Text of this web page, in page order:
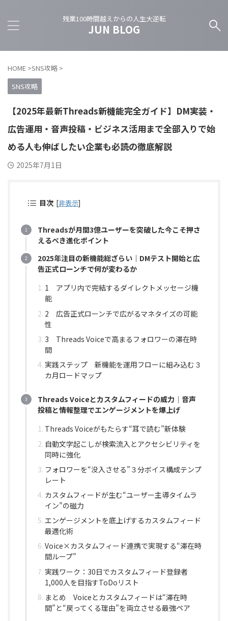
残業100時間越えからの人生大逆転
JUN BLOG
HOME >SNS攻略 >
SNS攻略
【2025年最新Threads新機能完全ガイド】DM実装・
広告運用・音声投稿・ビジネス活用まで全部入りで始
める人も伸ばしたい企業も必読の徹底解説
2025年7月1日
目次 [非表示]
Threadsが月間3億ユーザーを突破した今こそ押さ
えるべき進化ポイント
2025年注目の新機能総ざらい｜DMテスト開始と広
告正式ローンチで何が変わるか
1 アプリ内で完結するダイレクトメッセージ機
能
2 広告正式ローンチで広がるマネタイズの可能
性
3 Threads Voiceで高まるフォロワーの滞在時
間
実践ステップ 新機能を運用フローに組み込む３
カ月ロードマップ
Threads Voiceとカスタムフィードの威力｜音声
投稿と情報整理でエンゲージメントを爆上げ
Threads Voiceがもたらす“耳で読む”新体験
自動文字起こしが検索流入とアクセシビリティを
同時に強化
フォロワーを“没入させる”３分ボイス構成テンプ
レート
カスタムフィードが生む“ユーザー主導タイムラ
イン”の磁力
エンゲージメントを底上げするカスタムフィード
最適化術
Voice×カスタムフィード連携で実現する“滞在時
間ループ”
実践ワーク：30日でカスタムフィード登録者
1,000人を目指すToDoリスト
まとめ Voiceとカスタムフィードは“滞在時
間”と“戻ってくる理由”を両立させる最強ペア